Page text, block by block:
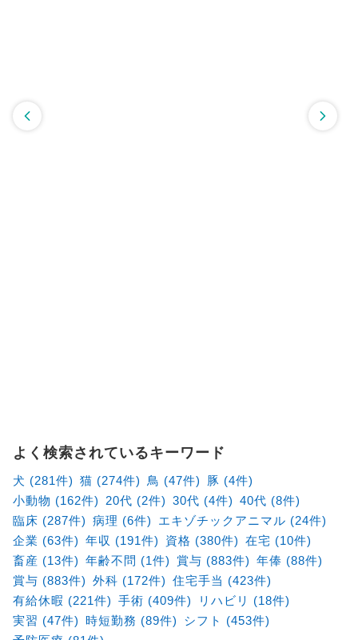
よく検索されているキーワード
犬 (281件) 猫 (274件) 鳥 (47件)
豚 (4件)
小動物 (162件)
20代 (2件) 30代 (4件) 40代 (8件)
臨床 (287件) 病理 (6件)
エキゾチックアニマル (24件)
企業 (63件) 年収 (191件) 資格 (380件) 在宅 (10件)
畜産 (13件) 年齢不問 (1件) 賞与 (883件) 年俸 (88件)
賞与 (883件) 外科 (172件) 住宅手当 (423件)
有給休暇 (221件) 手術 (409件)
リハビリ (18件)
実習 (47件) 時短勤務 (89件)
シフト (453件)